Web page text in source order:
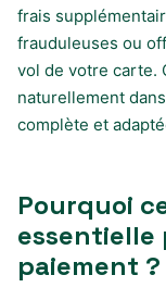
frais
frauduleuses ou
vol de votre carte.
naturellement
complète et
Pourquoi
essentielle
paiement ?